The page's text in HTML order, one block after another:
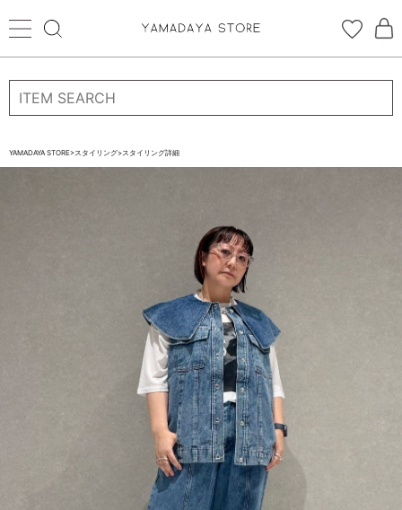
ログイン 新規会員登録
STORE BRAND・LABELから探す
YAMADAYA STORE>スタイリング>スタイリング詳細